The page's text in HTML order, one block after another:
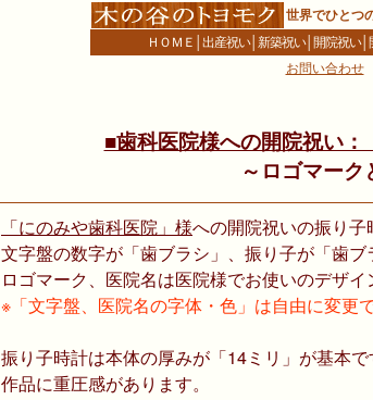
世界でひとつ
ＨＯＭＥ │出産祝い│新築祝い│開院祝い│
お問い合わせ
■歯科医院様への開院祝い
～ロゴマー
「にのみや歯科医院」様への開院祝いの振り子
文字盤の数字が「歯ブラシ」、振り子が「歯
ロゴマーク、医院名は医院様でお使いのデザイ
※「文字盤、医院名の字体・色」は自由に変更で
振り子時計は本体の厚みが「14ミリ」が基本
作品に重圧感があります。